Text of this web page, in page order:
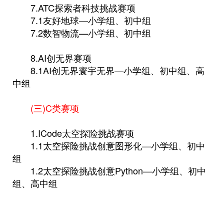
7.ATC探索者科技挑战赛项
7.1友好地球—小学组、初中组
7.2数智物流—小学组、初中组
8.AI创无界赛项
8.1AI创无界寰宇无界—小学组、初中组、高
中组
(三)C类赛项
1.ICode太空探险挑战赛项
1.1太空探险挑战创意图形化—小学组、初中
组
1.2太空探险挑战创意Python—小学组、初中
组、高中组